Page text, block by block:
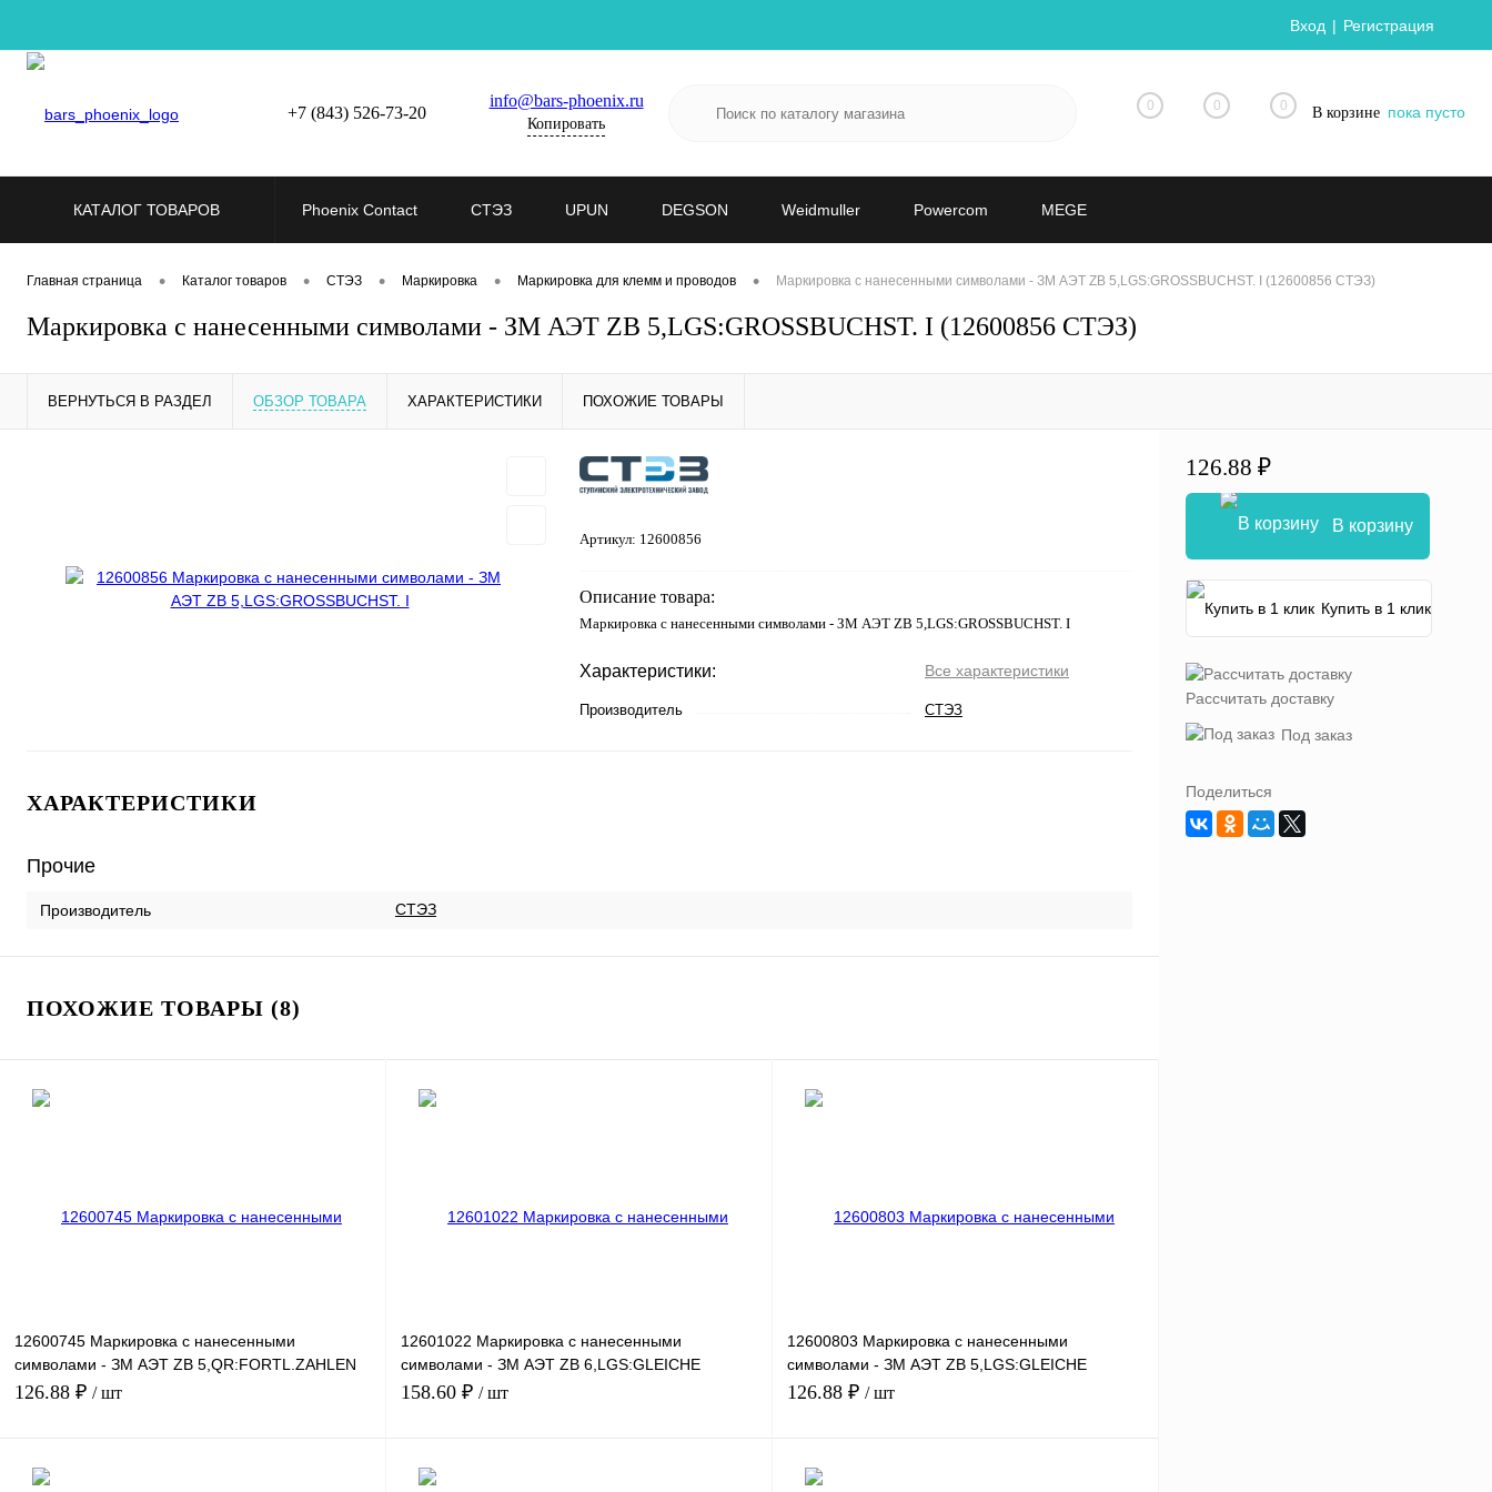
Вход Регистрация
+7 (843) 526-73-20
info@bars-phoenix.ru
Копировать
0 0 0 В корзине пока пусто
КАТАЛОГ ТОВАРОВ Phoenix Contact СТЭЗ UPUN DEGSON Weidmuller Powercom MEGE
Главная страница • Каталог товаров • СТЭЗ • Маркировка • Маркировка для клемм и проводов • Маркировка с нанесенными символами - ЗМ АЭТ ZB 5,LGS:GROSSBUCHST. I (12600856 СТЭЗ)
Маркировка с нанесенными символами - ЗМ АЭТ ZB 5,LGS:GROSSBUCHST. I (12600856 СТЭЗ)
ВЕРНУТЬСЯ В РАЗДЕЛ ОБЗОР ТОВАРА ХАРАКТЕРИСТИКИ ПОХОЖИЕ ТОВАРЫ
Артикул: 12600856
Описание товара:
Маркировка с нанесенными символами - ЗМ АЭТ ZB 5,LGS:GROSSBUCHST. I
Характеристики: Все характеристики
Производитель СТЭЗ
ХАРАКТЕРИСТИКИ
Прочие
Производитель СТЭЗ
ПОХОЖИЕ ТОВАРЫ (8)
12600745 Маркировка с нанесенными
символами - ЗМ АЭТ ZB 5,QR:FORTL.ZAHLEN
481-490
126.88 ₽ / шт
12601022 Маркировка с нанесенными
символами - ЗМ АЭТ ZB 6,LGS:GLEICHE
ZAHLEN 27
158.60 ₽ / шт
12600803 Маркировка с нанесенными
символами - ЗМ АЭТ ZB 5,LGS:GLEICHE
ZAHLEN 56
126.88 ₽ / шт
126.88 ₽
В корзину
Купить в 1 клик
Рассчитать доставку
Под заказ
Поделиться